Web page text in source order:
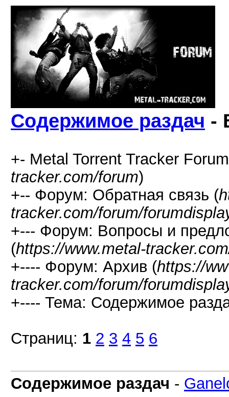
Содержимое раздач -
+- Metal Torrent Tracker
tracker.com/forum)
+-- Форум: Обратная связь (
tracker.com/forum/
+--- Форум: Вопросы и
(https://www.metal-
+---- Форум: Архив (https://
tracker.com/forum/
+---- Тема: Содержимое
Страниц: 1 2 3 4 5 6
Содержимое раздач -